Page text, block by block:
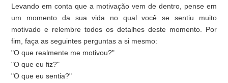
Levando em conta que a motivação vem de dentro, pense em
um momento da sua vida no qual você se sentiu muito
motivado e relembre todos os detalhes deste momento. Por
fim, faça as seguintes perguntas a si mesmo:
"O que realmente me motivou?"
"O que eu fiz?"
"O que eu sentia?"